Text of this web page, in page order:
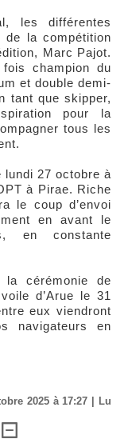
les différentes
de la compétition
Marc Pajot.
champion du
et double demi-
tant que skipper,
pour la
tous les
lundi 27 octobre à
à Pirae. Riche
le coup d’envoi
en avant le
en constante
cérémonie de
d’Arue le 31
eux viendront
navigateurs en
2025 à 17:27 | Lu